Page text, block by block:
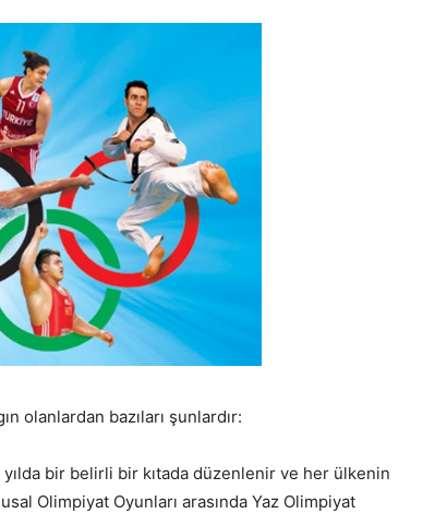
olanlardan bazıları şunlardır:
bir belirli bir kıtada düzenlenir ve her ülkenin
Olimpiyat Oyunları arasında Yaz Olimpiyat